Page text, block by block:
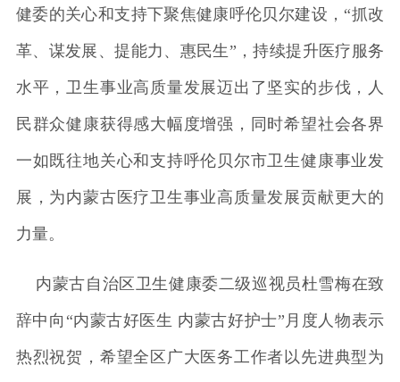
健委的关心和支持下聚焦健康呼伦贝尔建设，“抓改
革、谋发展、提能力、惠民生”，持续提升医疗服务
水平，卫生事业高质量发展迈出了坚实的步伐，人
民群众健康获得感大幅度增强，同时希望社会各界
一如既往地关心和支持呼伦贝尔市卫生健康事业发
展，为内蒙古医疗卫生事业高质量发展贡献更大的
力量。
内蒙古自治区卫生健康委二级巡视员杜雪梅在致
辞中向“内蒙古好医生 内蒙古好护士”月度人物表示
热烈祝贺，希望全区广大医务工作者以先进典型为